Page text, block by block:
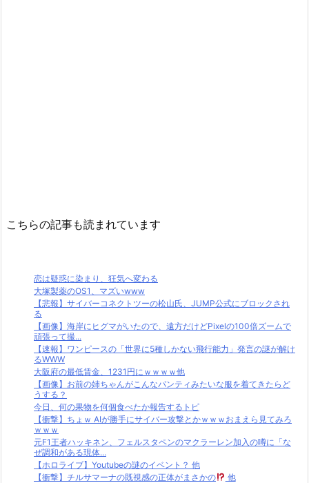
こちらの記事も読まれています
恋は疑惑に染まり、狂気へ変わる
大塚製薬のOS1、マズいwww
【悲報】サイバーコネクトツーの松山氏、JUMP公式にブロックされ
る
【画像】海岸にヒグマがいたので、遠方だけどPixelの100倍ズームで
頑張って撮...
【速報】ワンピースの「世界に5種しかない飛行能力」発言の謎が解け
るWWW
大阪府の最低賃金、1231円にｗｗｗｗ他
【画像】お前の姉ちゃんがこんなパンティみたいな服を着てきたらど
うする？
今日、何の果物を何個食べたか報告するトピ
【衝撃】ちょｗ AIが勝手にサイバー攻撃とかｗｗｗおまえら見てみろ
ｗｗｗ
元F1王者ハッキネン、フェルスタペンのマクラーレン加入の噂に「な
ぜ調和がある現体...
【ホロライブ】Youtubeの謎のイベント？ 他
【衝撃】チルサマーナの既視感の正体がまさかの
他